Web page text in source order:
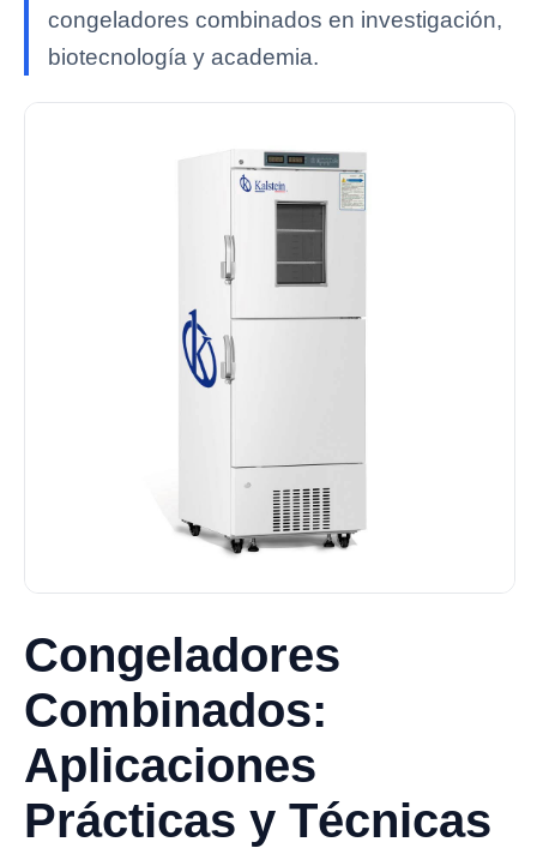
congeladores combinados en investigación,
biotecnología y academia.
Congeladores
Combinados:
Aplicaciones
Prácticas y Técnicas